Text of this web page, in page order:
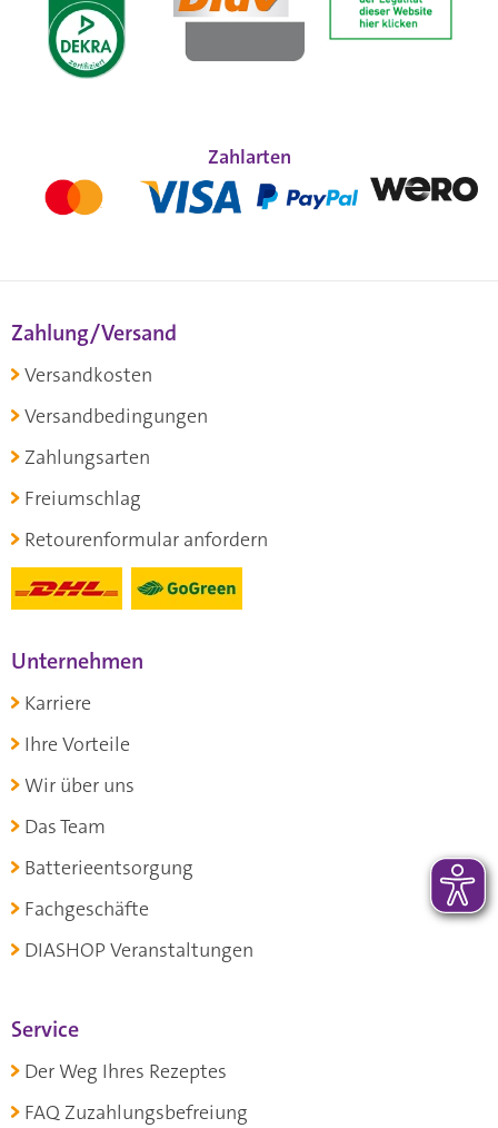
Zahlarten
Zahlung/Versand
Versandkosten
Versandbedingungen
Zahlungsarten
Freiumschlag
Retourenformular anfordern
Unternehmen
Karriere
Ihre Vorteile
Wir über uns
Das Team
Batterieentsorgung
Fachgeschäfte
DIASHOP Veranstaltungen
Service
Der Weg Ihres Rezeptes
FAQ Zuzahlungsbefreiung